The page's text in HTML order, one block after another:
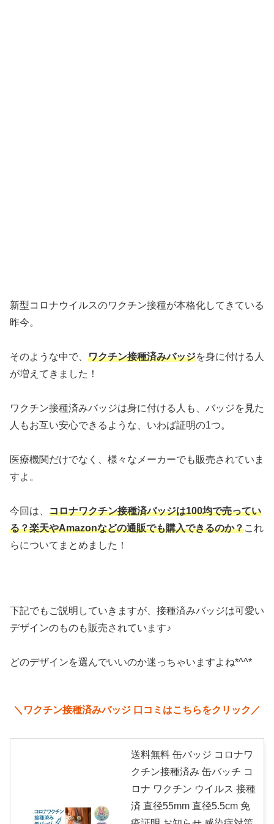
新型コロナウイルスのワクチン接種が本格化してきている
昨今。
そのような中で、 ワクチン接種済みバッジを身に付ける人
が増えてきました！
ワクチン接種済みバッジは身に付ける人も、バッジを見た
人もお互い安心できるような、いわば証明の1つ。
医療機関だけでなく、様々なメーカーでも販売されていま
すよ。
今回は、 コロナワクチン接種済バッジは100均で売ってい
る？楽天やAmazonなどの通販でも購入できるのか？これ
らについてまとめました！
下記でもご説明していきますが、接種済みバッジは可愛い
デザインのものも販売されています♪
どのデザインを選んでいいのか迷っちゃいますよね*^^*
＼ワクチン接種済みバッジ 口コミはこちらをクリック／
送料無料 缶バッジ コロナワ
クチン接種済み 缶バッチ コ
ロナ ワクチン ウイルス 接種
済 直径55mm 直径5.5cm 免